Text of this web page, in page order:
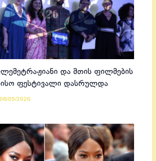
და მთის ფილმების
ფესტივალი დასრულდა
08/05/2026